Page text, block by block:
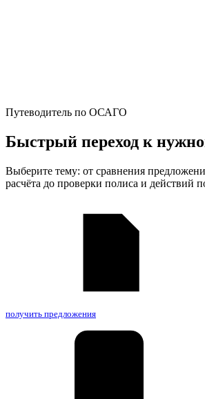
Путеводитель по ОСАГО
Быстрый переход к
Выберите тему: от сравнения
расчёта до проверки полиса и действий
получить предложения